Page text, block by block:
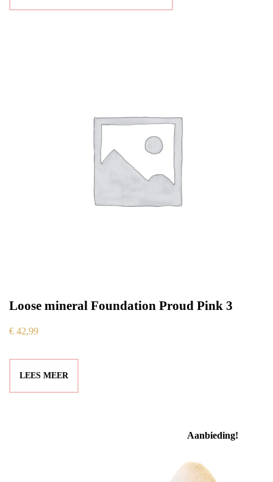
Loose mineral Foundation Proud Pink 3
€ 42,99
LEES MEER
Aanbieding!